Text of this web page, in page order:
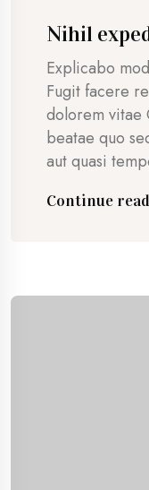
Nihil
Explicabo
Fugit facere
dolorem vitae
beatae quo
aut quasi
Continue